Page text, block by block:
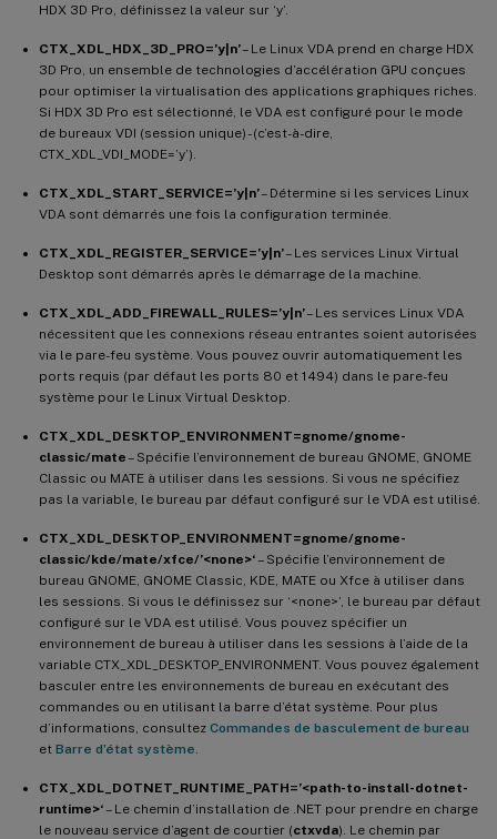
HDX 3D Pro, définissez la valeur sur ‘y’.
CTX_XDL_HDX_3D_PRO=’y|n’– Le Linux VDA prend en charge HDX
3D Pro, un ensemble de technologies d’accélération GPU conçues
pour optimiser la virtualisation des applications graphiques riches.
Si HDX 3D Pro est sélectionné, le VDA est configuré pour le mode
de bureaux VDI (session unique) - (c’est-à-dire,
CTX_XDL_VDI_MODE=’y’).
CTX_XDL_START_SERVICE=’y|n’– Détermine si les services Linux
VDA sont démarrés une fois la configuration terminée.
CTX_XDL_REGISTER_SERVICE=’y|n’– Les services Linux Virtual
Desktop sont démarrés après le démarrage de la machine.
CTX_XDL_ADD_FIREWALL_RULES=’y|n’– Les services Linux VDA
nécessitent que les connexions réseau entrantes soient autorisées
via le pare-feu système. Vous pouvez ouvrir automatiquement les
ports requis (par défaut les ports 80 et 1494) dans le pare-feu
système pour le Linux Virtual Desktop.
CTX_XDL_DESKTOP_ENVIRONMENT=gnome/gnome-
classic/mate– Spécifie l’environnement de bureau GNOME, GNOME
Classic ou MATE à utiliser dans les sessions. Si vous ne spécifiez
pas la variable, le bureau par défaut configuré sur le VDA est utilisé.
CTX_XDL_DESKTOP_ENVIRONMENT=gnome/gnome-
classic/kde/mate/xfce/’<none>‘– Spécifie l’environnement de
bureau GNOME, GNOME Classic, KDE, MATE ou Xfce à utiliser dans
les sessions. Si vous le définissez sur ‘<none>’, le bureau par défaut
configuré sur le VDA est utilisé. Vous pouvez spécifier un
environnement de bureau à utiliser dans les sessions à l’aide de la
variable CTX_XDL_DESKTOP_ENVIRONMENT. Vous pouvez également
basculer entre les environnements de bureau en exécutant des
commandes ou en utilisant la barre d’état système. Pour plus
d’informations, consultez Commandes de basculement de bureau
et Barre d’état système
CTX_XDL_DOTNET_RUNTIME_PATH=’<path-to-install-dotnet-
runtime>‘– Le chemin d’installation de .NET pour prendre en charge
le nouveau service d’agent de courtier (ctxvda). Le chemin par